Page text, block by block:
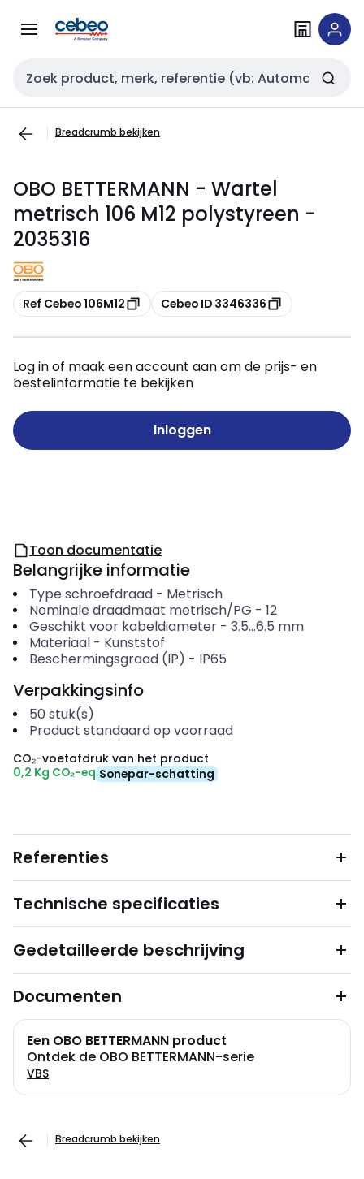
naar
naar
Zoekveld invoer
Breadcrumb bekijken
OBO BETTERMANN - Wartel
metrisch 106 M12 polystyreen -
2035316
Kopiëren
Ref Cebeo 106M12 Kopiëren
Cebeo ID 3346336
Log in of maak een account aan om de prijs- en
bestelinformatie te bekijken
Inloggen
Toon documentatie
Belangrijke informatie
Type schroefdraad- Metrisch
Nominale draadmaat metrisch/PG - 12
Geschikt voor kabeldiameter- 3.5...6.5 mm
Materiaal- Kunststof
Beschermingsgraad (IP) - IP65
Verpakkingsinfo
50 stuk(s)
Product standaard op voorraad
CO₂-voetafdruk van het product
0,2 Kg CO₂-eq Sonepar-schatting
Referenties
Technische specificaties
Gedetailleerde beschrijving
Documenten
Een OBO BETTERMANN product
Ontdek de OBO BETTERMANN-serie
VBS
Breadcrumb bekijken